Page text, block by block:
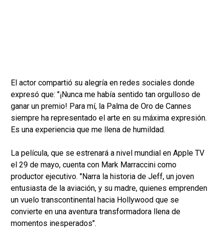
El actor compartió su alegría en redes sociales donde
expresó que: "¡Nunca me había sentido tan orgulloso de
ganar un premio! Para mí, la Palma de Oro de Cannes
siempre ha representado el arte en su máxima expresión.
Es una experiencia que me llena de humildad.
La película, que se estrenará a nivel mundial en Apple TV
el 29 de mayo, cuenta con Mark Marraccini como
productor ejecutivo. "Narra la historia de Jeff, un joven
entusiasta de la aviación, y su madre, quienes emprenden
un vuelo transcontinental hacia Hollywood que se
convierte en una aventura transformadora llena de
momentos inesperados".